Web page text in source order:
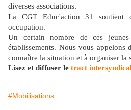
diverses associations.
La CGT Educ'action 31 soutient
occupation.
Un certain nombre de ces
établissements. Nous vous
connaître la situation et à organiser la
Lisez et diffuser le tract
#Mobilisations